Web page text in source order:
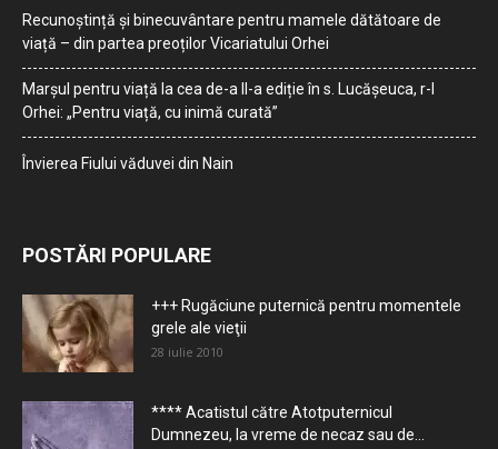
Recunoștință și binecuvântare pentru mamele dătătoare de
viață – din partea preoților Vicariatului Orhei
Marșul pentru viață la cea de-a II-a ediție în s. Lucășeuca, r-l
Orhei: „Pentru viață, cu inimă curată”
Învierea Fiului văduvei din Nain
POSTĂRI POPULARE
+++ Rugăciune puternică pentru momentele
grele ale vieţii
28 iulie 2010
**** Acatistul către Atotputernicul
Dumnezeu, la vreme de necaz sau de...